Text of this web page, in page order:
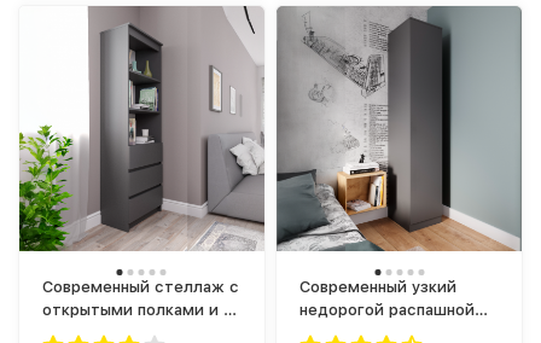
Современный стеллаж с
открытыми полками и 3
ящиками для хранения
Современный узкий
недорогой распашной
шкаф пенал для одежды